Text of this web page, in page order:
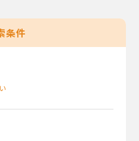
条件